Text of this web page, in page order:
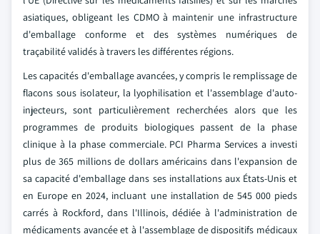
asiatiques, obligeant les CDMO à maintenir une infrastructure
d'emballage conforme et des systèmes numériques de
traçabilité validés à travers les différentes régions.
Les capacités d'emballage avancées, y compris le remplissage de
flacons sous isolateur, la lyophilisation et l'assemblage d'auto-
injecteurs, sont particulièrement recherchées alors que les
programmes de produits biologiques passent de la phase
clinique à la phase commerciale. PCI Pharma Services a investi
plus de 365 millions de dollars américains dans l'expansion de
sa capacité d'emballage dans ses installations aux États-Unis et
en Europe en 2024, incluant une installation de 545 000 pieds
carrés à Rockford, dans l'Illinois, dédiée à l'administration de
médicaments avancée et à l'assemblage de dispositifs médicaux